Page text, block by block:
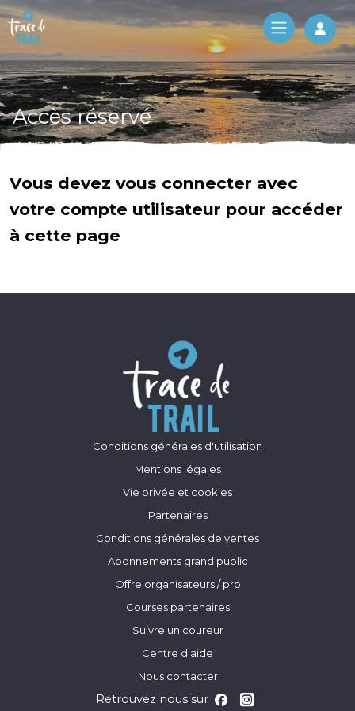
Log
Accès réservé
Vous devez vous connecter avec
votre compte utilisateur pour accéder
à cette page
Conditions générales d'utilisation
Mentions légales
Vie privée et cookies
Partenaires
Conditions générales de ventes
Abonnements grand public
Offre organisateurs / pro
Courses partenaires
Suivre un coureur
Centre d'aide
Nous contacter
Retrouvez nous sur